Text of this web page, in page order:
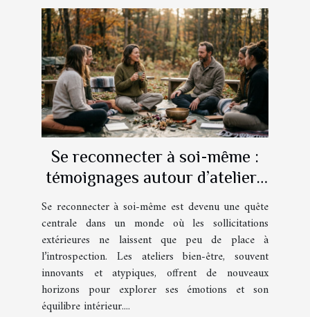
Se reconnecter à soi-même :
témoignages autour d’ateliers
bien-être atypiques
Se reconnecter à soi-même est devenu une quête
centrale dans un monde où les sollicitations
extérieures ne laissent que peu de place à
l’introspection. Les ateliers bien-être, souvent
innovants et atypiques, offrent de nouveaux
horizons pour explorer ses émotions et son
équilibre intérieur....